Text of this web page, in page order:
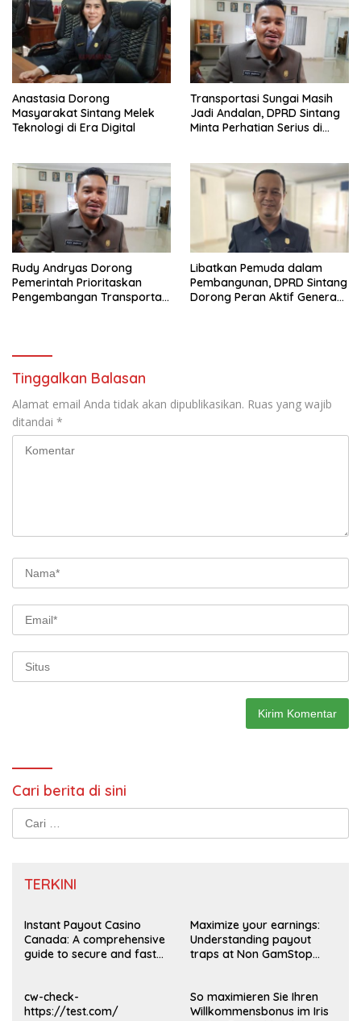
Anastasia Dorong
Masyarakat Sintang Melek
Teknologi di Era Digital
Transportasi Sungai Masih
Jadi Andalan, DPRD Sintang
Minta Perhatian Serius di
Rudy Andryas Dorong
Pemerintah Prioritaskan
Pengembangan Transportasi
Libatkan Pemuda dalam
Pembangunan, DPRD Sintang
Dorong Peran Aktif Generasi
Tinggalkan Balasan
Alamat email Anda tidak akan dipublikasikan. Ruas yang wajib
ditandai *
Cari berita di sini
TERKINI
Instant Payout Casino
Canada: A comprehensive
guide to secure and fast
Maximize your earnings:
Understanding payout
traps at Non GamStop
cw-check-
https://test.com/
So maximieren Sie Ihren
Willkommensbonus im Iris